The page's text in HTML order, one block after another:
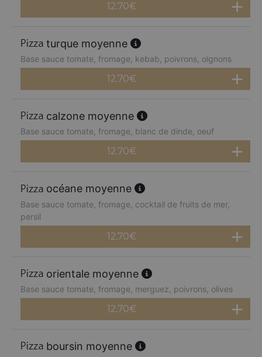
12.70€
turque moyenne
Base sauce tomate, fromage, kebab, poivrons, oignons
12.70€
calzone moyenne
Base sauce tomate, fromage, blanc de dinde, oeuf
12.70€
océane moyenne
Base sauce tomate, fromage, cocktail de fruits de mer,
persil
12.70€
orientale moyenne
Base sauce tomate, fromage, merguez, poivrons, olives
12.70€
boursin moyenne